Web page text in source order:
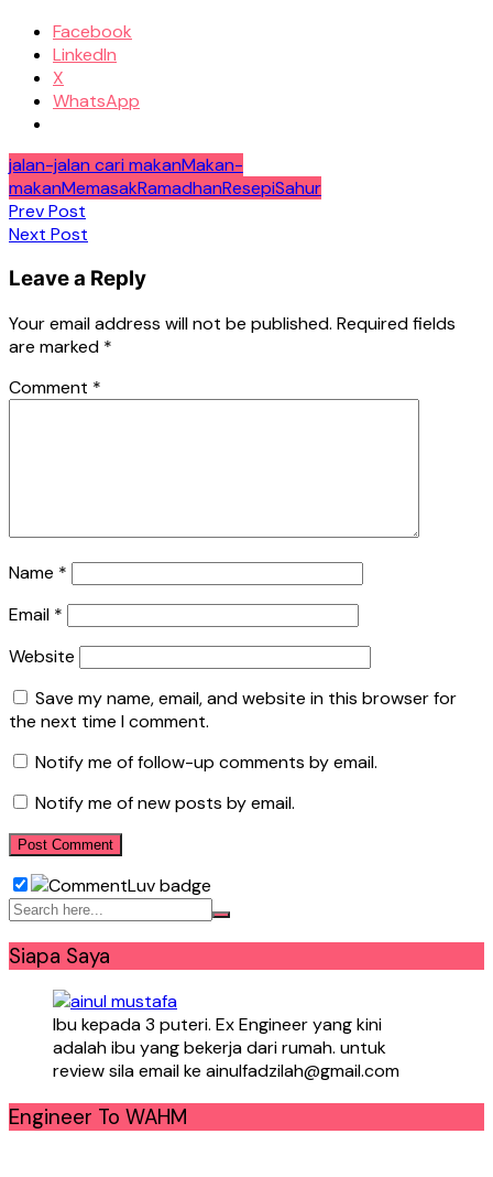
Facebook
LinkedIn
X
WhatsApp
jalan-jalan cari makanMakan-
makanMemasakRamadhanResepiSahur
Post
navigation
Prev Post
Next Post
Leave a Reply
Your email address will not be published. Required fields
are marked *
Comment *
Name *
Email *
Website
Save my name, email, and website in this browser for
the next time I comment.
Notify me of follow-up comments by email.
Notify me of new posts by email.
Siapa Saya
Ibu kepada 3 puteri. Ex Engineer yang kini
adalah ibu yang bekerja dari rumah. untuk
review sila email ke ainulfadzilah@gmail.com
Engineer To WAHM